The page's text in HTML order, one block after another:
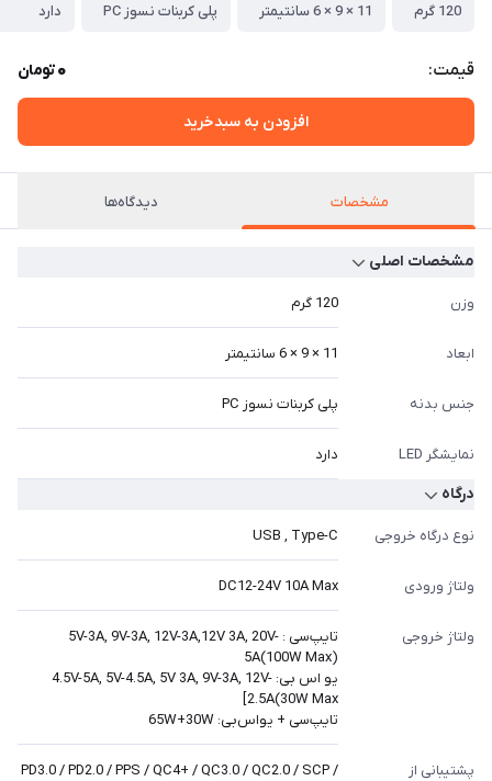
120 گرم
11 × 9 × 6 سانتیمتر
پلی کربنات نسوز PC
دارد
قیمت: 0تومان
افزودن به سبدخرید
مشخصات دیدگاه‌ها
مشخصات اصلی
وزن 120 گرم
ابعاد 11 × 9 × 6 سانتیمتر
جنس بدنه پلی کربنات نسوز PC
نمایشگر LED دارد
درگاه
نوع درگاه خروجی USB , Type-C
ولتاژ ورودی DC12-24V 10A Max
ولتاژ خروجی
تایپ‌سی : 5V-3A, 9V-3A, 12V-3A,12V 3A, 20V-
5A(100W Max)
یو اس بی: 4.5V-5A, 5V-4.5A, 5V 3A, 9V-3A, 12V-
2.5A(30W Max]
تایپ‌سی + یو‌اس‌بی: 65W+30W
پشتیبانی از
PD3.0 / PD2.0 / PPS / QC4+ / QC3.0 / QC2.0 / SCP /